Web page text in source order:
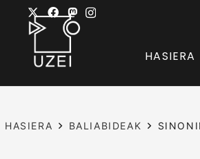
HASIERA
HASIERA BALIABIDEAK